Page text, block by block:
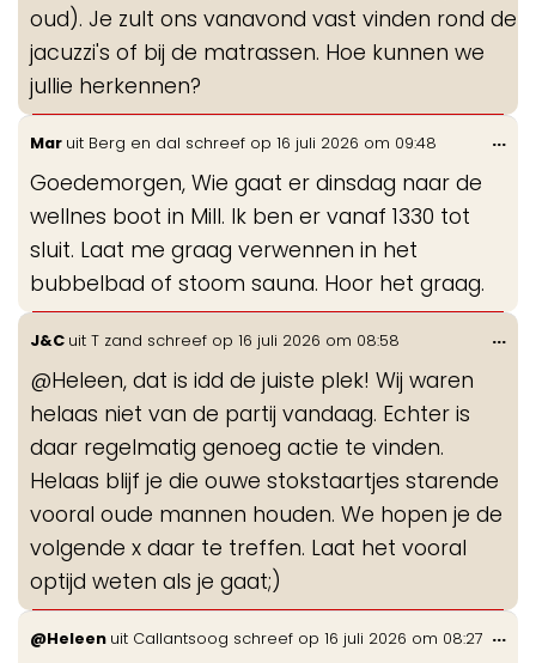
oud). Je zult ons vanavond vast vinden rond de
jacuzzi's of bij de matrassen. Hoe kunnen we
jullie herkennen?
Mar uit Berg en dal schreef op 16 juli 2026 om 09:48
Goedemorgen, Wie gaat er dinsdag naar de
wellnes boot in Mill. Ik ben er vanaf 1330 tot
sluit. Laat me graag verwennen in het
bubbelbad of stoom sauna. Hoor het graag.
...
J&C uit T zand schreef op 16 juli 2026 om 08:58
@Heleen, dat is idd de juiste plek! Wij waren
helaas niet van de partij vandaag. Echter is
daar regelmatig genoeg actie te vinden.
Helaas blijf je die ouwe stokstaartjes starende
vooral oude mannen houden. We hopen je de
volgende x daar te treffen. Laat het vooral
optijd weten als je gaat;)
...
@Heleen uit Callantsoog schreef op 16 juli 2026 om 08:27 ...